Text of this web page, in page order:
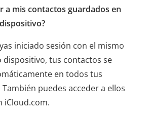
a mis contactos guardados en
iniciado sesión con el mismo
dispositivo, tus contactos se
en todos tus
puedes acceder a ellos
iCloud.com.